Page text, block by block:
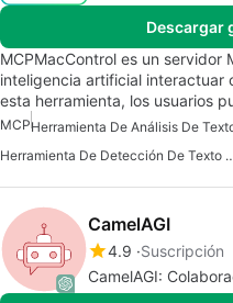
Descargar
MCPMacControl es un servidor
inteligencia artificial interactuar
esta herramienta, los usuarios
MCPHerramienta De Análisis De
Herramienta De
CamelAGI
4.9 Suscripción
CamelAGI: